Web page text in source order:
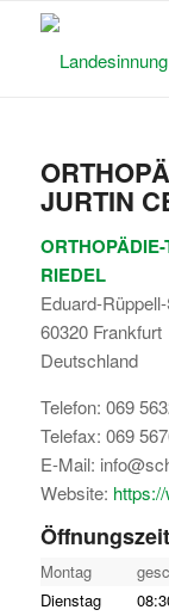
JURTIN
RIEDEL
Eduard-
60320 Frankfurt
Deutschland
Telefon: 069
Telefax: 069
E-Mail:
Website:
Montag
Dienstag